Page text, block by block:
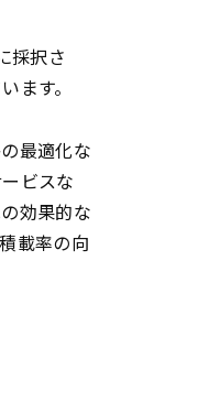
採択さ
ます。
最適化な
ビスな
効果的な
載率の向